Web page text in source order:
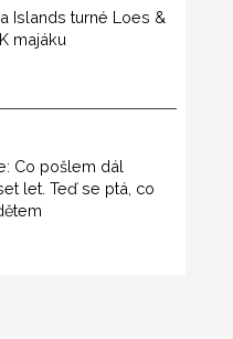
Islands turné Loes &
majáku
Co pošlem dál
let. Teď se ptá, co